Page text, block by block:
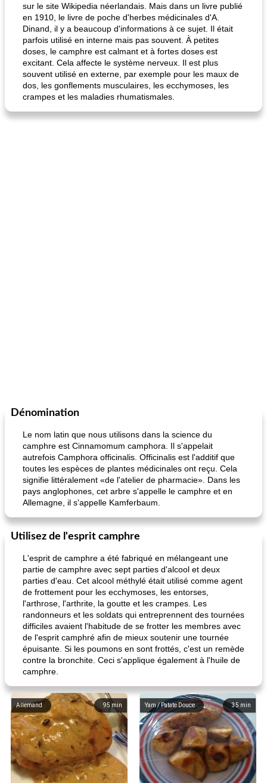
fiesta tostadas le méga's jopp joes
sur le site Wikipedia néerlandais. Mais dans un livre publié
en 1910, le livre de poche d'herbes médicinales d'A.
Dinand, il y a beaucoup d'informations à ce sujet. Il était
parfois utilisé en interne mais pas souvent. À petites
doses, le camphre est calmant et à fortes doses est
excitant. Cela affecte le système nerveux. Il est plus
souvent utilisé en externe, par exemple pour les maux de
dos, les gonflements musculaires, les ecchymoses, les
crampes et les maladies rhumatismales.
Dénomination
Le nom latin que nous utilisons dans la science du
camphre est Cinnamomum camphora. Il s'appelait
autrefois Camphora officinalis. Officinalis est l'additif que
toutes les espèces de plantes médicinales ont reçu. Cela
signifie littéralement «de l'atelier de pharmacie». Dans les
pays anglophones, cet arbre s'appelle le camphre et en
Allemagne, il s'appelle Kamferbaum.
Utilisez de l'esprit camphre
L'esprit de camphre a été fabriqué en mélangeant une
partie de camphre avec sept parties d'alcool et deux
parties d'eau. Cet alcool méthylé était utilisé comme agent
de frottement pour les ecchymoses, les entorses,
l'arthrose, l'arthrite, la goutte et les crampes. Les
randonneurs et les soldats qui entreprennent des tournées
difficiles avaient l'habitude de se frotter les membres avec
de l'esprit camphré afin de mieux soutenir une tournée
épuisante. Si les poumons en sont frottés, c'est un remède
contre la bronchite. Ceci s'applique également à l'huile de
camphre.
95 min
Allemand 35 min
Yam / Patate Douce